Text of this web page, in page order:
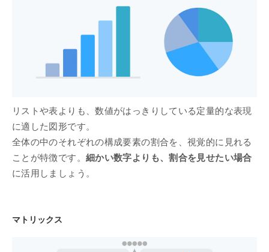
リストや表よりも、数値がはっきりしている定量的な表現
に適した図形です。
全体の中のそれぞれの構成要素の割合を、視覚的に見れる
ことが特徴です。 細かい数字よりも、割合を見せたい場合
に活用しましょう。
マトリックス